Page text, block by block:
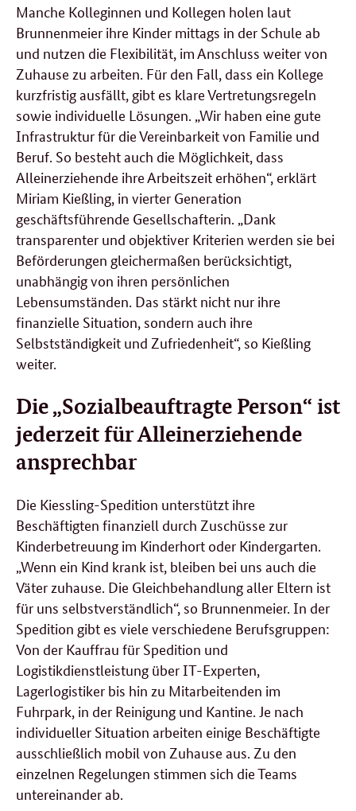
Manche Kolleginnen und Kollegen holen laut
Brunnenmeier ihre Kinder mittags in der Schule ab
und nutzen die Flexibilität, im Anschluss weiter von
Zuhause zu arbeiten. Für den Fall, dass ein Kollege
kurzfristig ausfällt, gibt es klare Vertretungsregeln
sowie individuelle Lösungen. „Wir haben eine gute
Infrastruktur für die Vereinbarkeit von Familie und
Beruf. So besteht auch die Möglichkeit, dass
Alleinerziehende ihre Arbeitszeit erhöhen“, erklärt
Miriam Kießling, in vierter Generation
geschäftsführende Gesellschafterin. „Dank
transparenter und objektiver Kriterien werden sie bei
Beförderungen gleichermaßen berücksichtigt,
unabhängig von ihren persönlichen
Lebensumständen. Das stärkt nicht nur ihre
finanzielle Situation, sondern auch ihre
Selbstständigkeit und Zufriedenheit“, so Kießling
weiter.
Die „Sozialbeauftragte Person“ ist
jederzeit für Alleinerziehende
ansprechbar
Die Kiessling-Spedition unterstützt ihre
Beschäftigten finanziell durch Zuschüsse zur
Kinderbetreuung im Kinderhort oder Kindergarten.
„Wenn ein Kind krank ist, bleiben bei uns auch die
Väter zuhause. Die Gleichbehandlung aller Eltern ist
für uns selbstverständlich“, so Brunnenmeier. In der
Spedition gibt es viele verschiedene Berufsgruppen:
Von der Kauffrau für Spedition und
Logistikdienstleistung über IT-Experten,
Lagerlogistiker bis hin zu Mitarbeitenden im
Fuhrpark, in der Reinigung und Kantine. Je nach
individueller Situation arbeiten einige Beschäftigte
ausschließlich mobil von Zuhause aus. Zu den
einzelnen Regelungen stimmen sich die Teams
untereinander ab.